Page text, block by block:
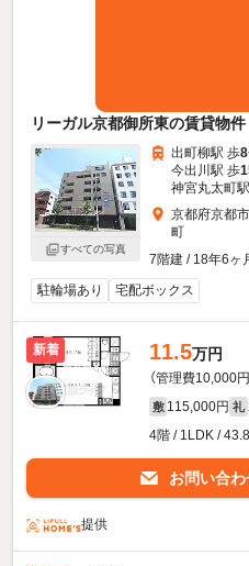
リーガル京都御所東の賃貸物件
すべての写真
出町柳駅 歩8
今出川駅 歩
神宮丸太町
京都府京都
町
7階建 / 18年6ヶ
駐輪場あり
宅配ボックス
新着 11.5万円
（管理費10,000円
敷 115,000円 礼
4階 / 1LDK /
お問い合わ
提供